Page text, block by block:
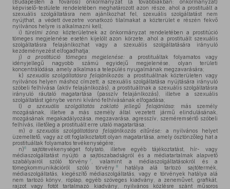
(Budapesten a fővárosi) önkormányzat (a továbbiakban: önkormányzat)
képviselő-testülete rendeletében meghatározott azon része, ahol a prostituált a
szexuális szolgáltatásra nem ajánlkozhat fel, szexuális szolgáltatást nem
nyújthat, a védett övezetre vonatkozó tilalmakat a közterület e részén fekvő
nyilvános helyre is alkalmazni kell;
i)
türelmi zóna: közterületnek az önkormányzat rendeletében a prostitúció
tömeges megjelenése esetén kijelölt azon körzete, ahol a prostituált szexuális
szolgáltatásra felajánlkozhat vagy a szexuális szolgáltatására irányuló
kezdeményezést elfogadhatja;
j)
a prostitúció tömeges megjelenése: a prostituáltak folyamatos vagy
idényjellegű nagyobb számú egyidejű megjelenése, olyan területi
koncentrálódása, amely alkalmas a település nyugalmának megzavarására;
k) szexuális szolgáltatásra felajánlkozás: a prostituáltnak közterületen vagy
nyilvános helyen máshoz címzett, a szexuális szolgáltatása nyújtására irányuló
szóbeli felhívása (aktív felajánlkozás), a prostituáltnak a szexuális szolgáltatásra
irányuló ráutaló magatartása (passzív felajánlkozás), illetve a szexuális
szolgáltatást igénybe venni kívánó felhívásának elfogadása;
l)
a szexuális szolgáltatás zaklató jellegű felajánlása: más személy
mozgásának, illetve a más személy által vezetett jármű elindulásának,
mozgásának megakadályozása, megzavarása, agresszív, szeméremsértő szóbeli
felhívás, illetőleg a prostituált erre utaló magatartása;
m)
a szexuális szolgáltatásra felajánlkozás eltűrése: a nyilvános helyet
üzemeltető, vagy az ott foglalkoztatott olyan magatartása, amely ösztönzőleg hat a
prostituáltak folyamatos tevékenységére;
n)6
sajtótevékenységet folytató, illetve egyéb tájékoztatást, hír- vagy
médiaszolgáltatást nyújtó: a sajtószabadságról és a médiatartalmak alapvető
szabályairól szóló törvény 7, valamint a médiaszolgáltatásokról és a
tömegkommunikációról szóló törvény 8hatálya alá tartozó sajtótermék,
médiaszolgáltatás, kiegészítő médiaszolgáltatás, vagy e törvények hatálya alá
nem tartozó könyv, röplap, egyéb szöveges kiadvány, a zeneművet, grafikát,
rajzot vagy fotót tartalmazó kiadvány, nyilvános közlésre szánt műsoros